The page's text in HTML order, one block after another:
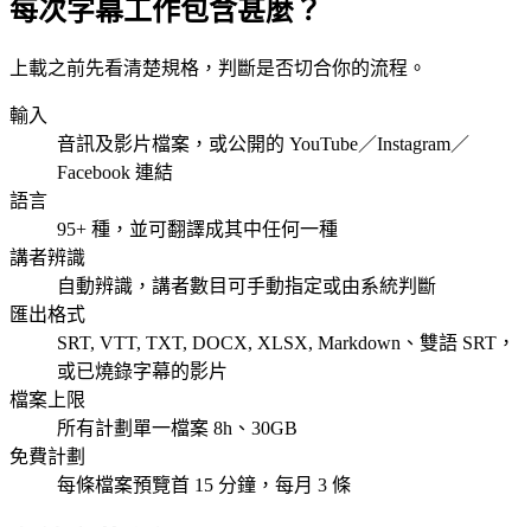
每次字幕工作包含甚麼？
上載之前先看清楚規格，判斷是否切合你的流程。
輸入
音訊及影片檔案，或公開的 YouTube／Instagram／
Facebook 連結
語言
95+ 種，並可翻譯成其中任何一種
講者辨識
自動辨識，講者數目可手動指定或由系統判斷
匯出格式
SRT, VTT, TXT, DOCX, XLSX, Markdown、雙語 SRT，
或已燒錄字幕的影片
檔案上限
所有計劃單一檔案 8h、30GB
免費計劃
每條檔案預覽首 15 分鐘，每月 3 條